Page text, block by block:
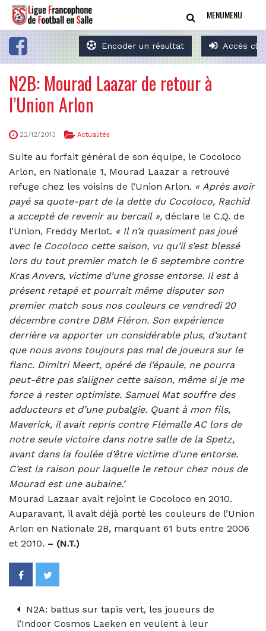
Encoder un résultat Accès
MENUMENU
N2B: Mourad Laazar de retour à
l’Union Arlon
22/12/2013 Actualités
Suite au forfait général de son équipe, le Cocoloco
Arlon, en Nationale 1, Mourad Laazar a retrouvé
refuge chez les voisins de l’Union Arlon. « Après avoir
payé sa quote-part de la dette du Cocoloco, Rachid
a accepté de revenir au bercail », déclare le C.Q. de
l’Union, Freddy Merlot. « Il n’a quasiment pas joué
avec le Cocoloco cette saison, vu qu’il s’est blessé
lors du tout premier match le 6 septembre contre
Kras Anvers, victime d’une grosse entorse. Il est à
présent retapé et pourrait même disputer son
premier match sous nos couleurs ce vendredi 20
décembre contre DBM Fléron. Son expérience
derrière va apporter un considérable plus, d’autant
que nous avons toujours pas mal de joueurs sur le
flanc. Dimitri Meert, opéré de l’épaule, ne pourra
peut-être pas s’aligner cette saison, même si je me
force à rester optimiste. Samuel Mat souffre des
adducteurs et d’une pubalgie. Quant à mon fils,
Maverick, il avait repris contre Flémalle AC lors de
notre seule victoire dans notre salle de la Spetz,
avant dans la foulée d’être victime d’une entorse.
C’est la raison pour laquelle le retour chez nous de
Mourad est une aubaine.’
Mourad Lazaar avait rejoint le Cocoloco en 2010.
Auparavant, il avait déjà porté les couleurs de l’Union
Arlon en Nationale 2B, marquant 61 buts entre 2006
et 2010. – (N.T.)
N2A: battus sur tapis vert, les joueurs de
l’Indoor Cosmos Laeken en veulent à leur